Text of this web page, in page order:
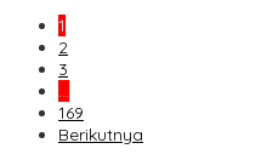
1
2
3
…
169
Berikutnya